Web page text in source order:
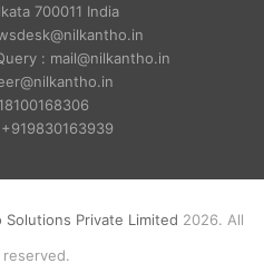
700011 India
: mail@nilkantho.in
Solutions Private Limited 2026. All